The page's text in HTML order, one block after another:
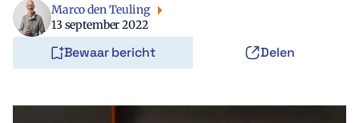
Marco den Teuling
13 september 2022
Bewaar bericht Delen